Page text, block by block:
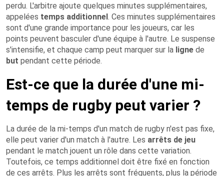
perdu. L'arbitre ajoute quelques minutes supplémentaires,
appelées temps additionnel. Ces minutes supplémentaires
sont d'une grande importance pour les joueurs, car les
points peuvent basculer d'une équipe à l'autre. Le suspense
s'intensifie, et chaque camp peut marquer sur la ligne de
but pendant cette période.
Est-ce que la durée d'une mi-
temps de rugby peut varier ?
La durée de la mi-temps d'un match de rugby n'est pas fixe,
elle peut varier d'un match à l'autre. Les arrêts de jeu
pendant le match jouent un rôle dans cette variation.
Toutefois, ce temps additionnel doit être fixé en fonction
de ces arrêts. Plus les arrêts sont fréquents, plus la période